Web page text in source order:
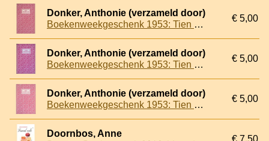
Donker, Anthonie (verzameld door)
Boekenweekgeschenk 1953: Tien verhalen
€ 5,00
Donker, Anthonie (verzameld door)
Boekenweekgeschenk 1953: Tien verhalen
€ 5,00
Donker, Anthonie (verzameld door)
Boekenweekgeschenk 1953: Tien verhalen
€ 5,00
Doornbos, Anne